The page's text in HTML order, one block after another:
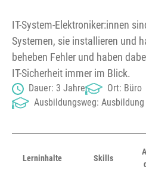
IT-System-Elektroniker:innen
Systemen, sie installieren und
beheben Fehler und haben
IT-Sicherheit immer im Blick.
Dauer: 3 Jahre
Ort: Büro
Ausbildungsweg: Ausbildung
Lern­inhalte Skills